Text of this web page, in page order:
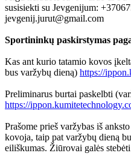
susisiekti su Jevgenijum:
jevgenij.jurut@gmail.com
Sportininkų paskirstymas
Kas ant kurio tatamio kovos
bus varžybų dieną) https://
Preliminarus burtai paskelbti
https://
Prašome prieš varžybas iš
kovoja, taip pat varžybų dieną
eiliškumas. Žiūrovai galės